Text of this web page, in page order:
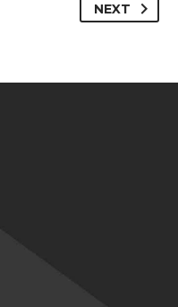
NEXT